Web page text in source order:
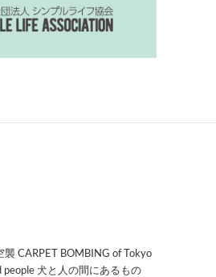
CARPET BOMBING of Tokyo
people 犬と人の間にあるもの